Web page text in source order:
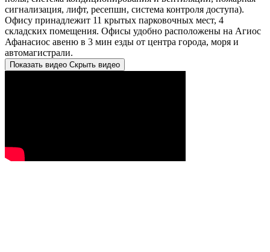
сигнализация, лифт, ресепшн, система контроля доступа).
Офису принадлежит 11 крытых парковочных мест, 4
складских помещения. Офисы удобно расположены на Агиос
Афанасиос авеню в 3 мин езды от центра города, моря и
автомагистрали.
Показать видео Скрыть видео